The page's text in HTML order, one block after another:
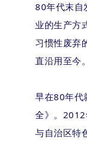
80年代末自
业的生产方
习惯性废弃
直沿用至今。
早在80年代
全》。2012
与自治区特